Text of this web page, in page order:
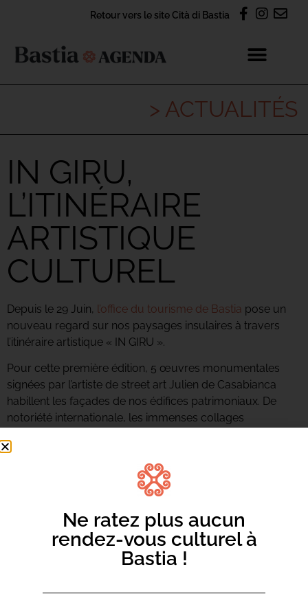
Retour vers le site Cità di Bastia
> ACTUALITÉS
IN GIRU,
L’ITINÉRAIRE
ARTISTIQUE
CULTUREL
Depuis le 29 Juin, l’office du tourisme de Bastia pose un
nouveau regard sur nos paysages insulaires à travers
l’itinéraire artistique « IN GIRU ».
Pour cette première édition, 5 œuvres monumentales
signées par l’artiste de street art Julien de Casabianca
habillent les façades de nos édifices patrimoniaux. De
notoriété internationale, les immenses collages
Octobre.
À travers les communes de Bastia, Ville-di-Pietrabugno,
Santa-Maria-di-Lota, San-Martinu-di-Lota et Furiani, ce
parcours artistique à ciel ouvert s’inscrit dans une
dynamique culturelle spectaculaire, mêlant moyen-âge
et époque baroque.
Au cœur de Bastia, l’emblématique église Saint Jean-
Ne ratez plus aucun
rendez-vous culturel à
Bastia !